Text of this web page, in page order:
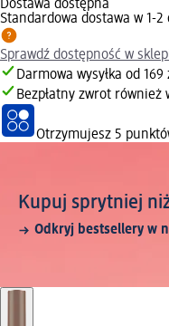
Dostawa dostępna
Standardowa dostawa w 1-2
Sprawdź dostępność w
Darmowa wysyłka od 169
Bezpłatny zwrot również
Otrzymujesz 5
Kupuj sprytniej
Odkryj bestsellery w